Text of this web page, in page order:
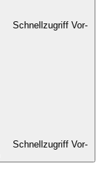
Schnellzugriff Vor-
Schnellzugriff Vor-